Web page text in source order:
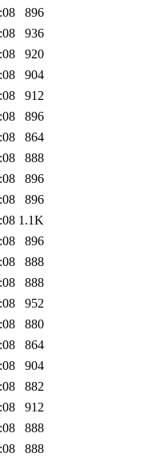
896
936
920
904
912
896
864
888
896
896
1.1K
896
888
888
952
880
864
904
882
912
888
888